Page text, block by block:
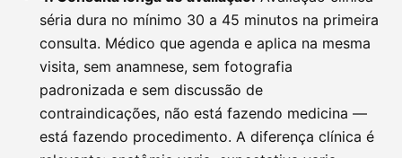
séria dura no mínimo 30 a 45 minutos na primeira
consulta. Médico que agenda e aplica na mesma
visita, sem anamnese, sem fotografia
padronizada e sem discussão de
contraindicações, não está fazendo medicina —
está fazendo procedimento. A diferença clínica é